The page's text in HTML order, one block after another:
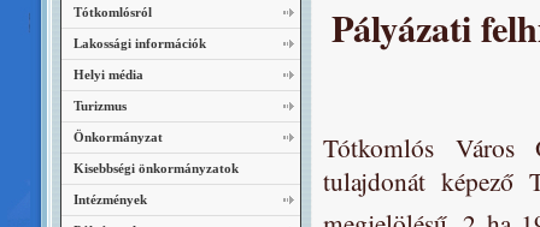
Pályázati
Tótkomlós Város
tulajdonát képező
Tótkomlósról
Lakossági információk
Helyi média
Turizmus
Önkormányzat
Kisebbségi önkormányzatok
Intézmények